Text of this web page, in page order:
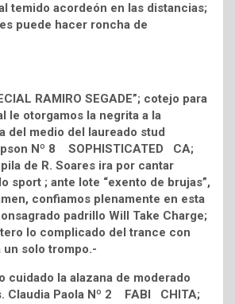
temido acordeón en las distancias;
puede hacer roncha de
RAMIRO SEGADE”; cotejo para
le otorgamos la negrita a la
del medio del laureado stud
Nº 8 SOPHISTICATED CA;
de R. Soares ira por cantar
sport ; ante lote “exento de brujas”,
confiamos plenamente en esta
padrillo Will Take Charge;
lo complicado del trance con
un solo trompo.-
cuidado la alazana de moderado
Claudia Paola Nº 2 FABI CHITA;